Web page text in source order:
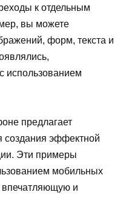
к отдельным
вы можете
форм, текста и
использованием
предлагает
создания эффектной
Эти примеры
мобильных
впечатляющую и